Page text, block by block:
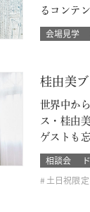
るコンテ
会場見学
桂由美
世界中か
ス・桂由
ゲストも
相談会
土日祝限定